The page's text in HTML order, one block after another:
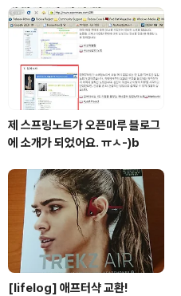
들어갈 것이
이미 Honeymo
나만의 세상을
제 스프링노트가 오픈마루 블로그
에 소개가 되었어요. ㅠㅅ-)b
[lifelog] 애프터샥 교환!